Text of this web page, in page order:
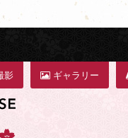
影 ギャラリー